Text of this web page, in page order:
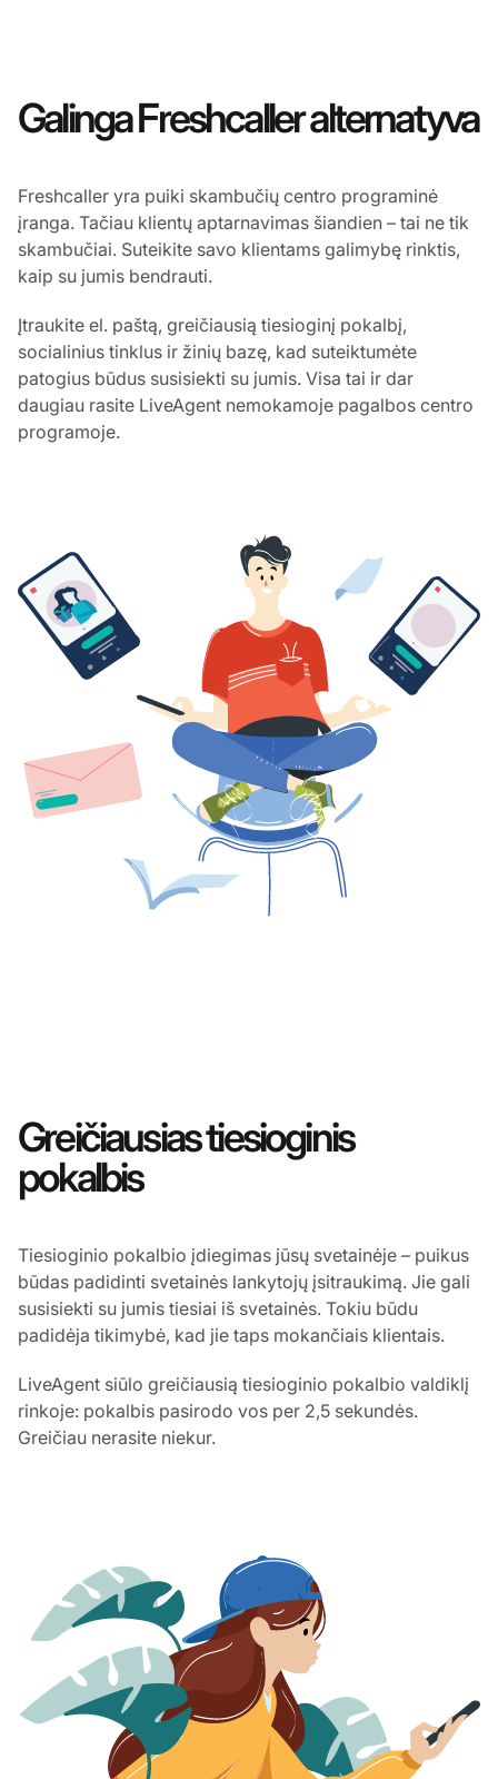
Galinga Freshcaller alternatyva
Freshcaller yra puiki skambučių centro programinė
įranga. Tačiau klientų aptarnavimas šiandien – tai ne tik
skambučiai. Suteikite savo klientams galimybę rinktis,
kaip su jumis bendrauti.
Įtraukite el. paštą, greičiausią tiesioginį pokalbį,
socialinius tinklus ir žinių bazę, kad suteiktumėte
patogius būdus susisiekti su jumis. Visa tai ir dar
daugiau rasite LiveAgent nemokamoje pagalbos centro
programoje.
Greičiausias tiesioginis
pokalbis
Tiesioginio pokalbio įdiegimas jūsų svetainėje – puikus
būdas padidinti svetainės lankytojų įsitraukimą. Jie gali
susisiekti su jumis tiesiai iš svetainės. Tokiu būdu
padidėja tikimybė, kad jie taps mokančiais klientais.
LiveAgent siūlo greičiausią tiesioginio pokalbio valdiklį
rinkoje: pokalbis pasirodo vos per 2,5 sekundės.
Greičiau nerasite niekur.